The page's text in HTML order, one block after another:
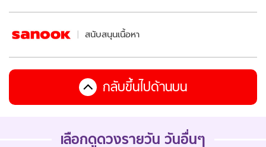
สนับสนุนเนื้อหา
กลับขึ้นไปด้านบน
เลือกดูดวงรายวัน วันอื่นๆ